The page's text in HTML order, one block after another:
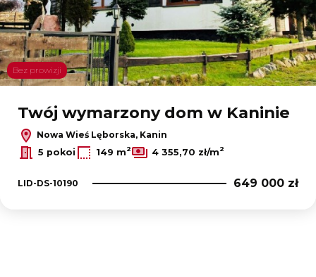
Bez prowizji
Twój wymarzony dom w Kaninie
Nowa Wieś Lęborska, Kanin
5 pokoi
149 m2 4 355,70 zł/m2
LID-DS-10190 649 000 zł